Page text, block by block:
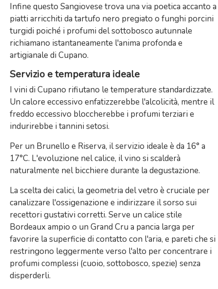
Infine questo Sangiovese trova una via poetica accanto a
piatti arricchiti da tartufo nero pregiato o funghi porcini
turgidi poiché i profumi del sottobosco autunnale
richiamano istantaneamente l'anima profonda e
artigianale di Cupano.
Servizio e temperatura ideale
I vini di Cupano rifiutano le temperature standardizzate.
Un calore eccessivo enfatizzerebbe l'alcolicità, mentre il
freddo eccessivo bloccherebbe i profumi terziari e
indurirebbe i tannini setosi.
Per un Brunello e Riserva, il servizio ideale è da 16° a
17°C. L'evoluzione nel calice, il vino si scalderà
naturalmente nel bicchiere durante la degustazione.
La scelta dei calici, la geometria del vetro è cruciale per
canalizzare l'ossigenazione e indirizzare il sorso sui
recettori gustativi corretti. Serve un calice stile
Bordeaux ampio o un Grand Cru a pancia larga per
favorire la superficie di contatto con l'aria, e pareti che si
restringono leggermente verso l'alto per concentrare i
profumi complessi (cuoio, sottobosco, spezie) senza
disperderli.